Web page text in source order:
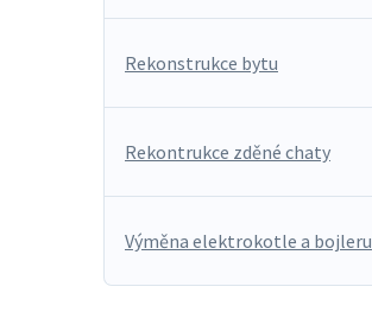
Rekonstrukce bytu
Rekontrukce zděné chaty
Výměna elektrokotle a bojleru